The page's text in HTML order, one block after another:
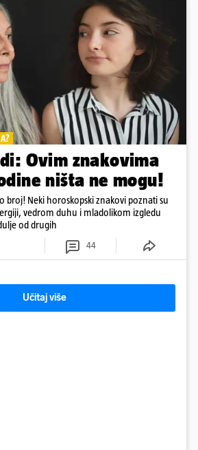
Ovim znakovima
ništa ne mogu!
broj! Neki horoskopski znakovi poznati su
vedrom duhu i mladolikom izgledu
od drugih
44
Učitaj više